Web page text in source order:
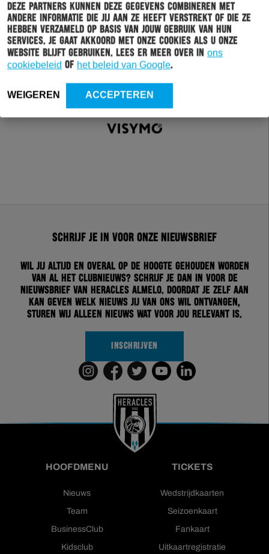
Deze partners kunnen deze gegevens combineren met
andere informatie die jij aan ze heeft verstrekt of die ze
hebben verzameld op basis van jouw gebruik van hun
services. Je gaat akkoord met onze cookies als u onze
website blijft gebruiken. Lees er meer over in ons
cookiebeleid of het beleid van Google.
WEIGEREN ACCEPTEREN
Schrijf je in voor onze nieuwsbrief
Wil jij altijd en overal op de hoogte gehouden worden
van al het clubnieuws? Schrijf je dan in voor de
nieuwsbrief van Heracles Almelo. Doordat je zelf aan
kan geven welk nieuws jij van ons wil ontvangen,
sturen wij alleen nieuws wat voor jou relevant is.
INSCHRIJVEN
HOOFDMENU
Nieuws
Team
BusinessClub
Kidsclub
TICKETS
Wedstrijdkaarten
Seizoenkaart
Fankaart
Uitkaartregistratie